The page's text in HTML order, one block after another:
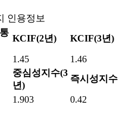
인용정보
KCIF(2년) KCIF(3년)
1.45
1.46
중심성지수(3
년)
즉시성지수
1.903 0.42